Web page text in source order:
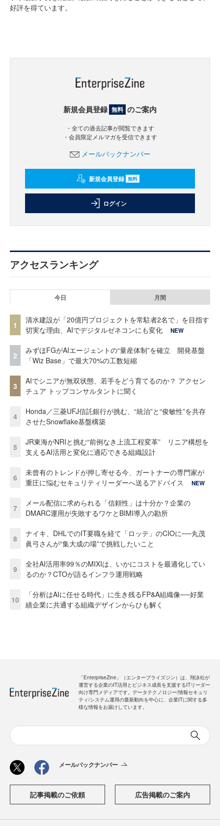
好評を得ています。
新規会員登録 無料 のご案内
・全ての過去記事が閲覧できます
・会員限定メルマガを受信できます
メールバックナンバー
新規会員登録 無料
ログイン
アクセスランキング
今日 月間
1
清水建設が「20億円プロジェクトを常駐者2名で」を目指す
切実な理由、AIでデジタルゼネコンにも変化
NEW
2
みずほFGがAIエージェントの“量産体制”を確立 開発基盤
「Wiz Base」で最大70%の工数短縮
3
AIでシニアが無双状態、若手をどう育てるのか？ アクセン
チュア トップコンサルタントに聞く
4
Honda／三菱UFJ信託銀行が挑む、“統治”と“俊敏性”を共存
させたSnowflake基盤構築
5
JR東海がNRIと挑む“前例なき上流工程変革” リニア構想を
支えるAI活用と変化に適応できる組織設計
6
未曾有のトレンドが押し寄せる今、ガートナーの専門家が
重圧に悩むセキュリティリーダーへ送るアドバイス
NEW
7
メール配信に求められる「信頼性」は十分か？企業の
DMARC運用が失敗するワケとBIMI導入の勘所
8
ナイキ、DHLでのIT要職を経て「ロッテ」のCIOに──丸茂
眞弓さんが“集大成の場”で挑戦したいこと
9
全社AI活用率99％のMIXIは、いかにコストを最適化してい
るのか？CTOが語るインフラ運用戦略
10
「分析はAIに任せる時代」に生き残るFP&A組織像──好業
績企業に共通する組織デザインからひも解く
「EnterpriseZine」（エンタープライズジン）は、翔泳社が
運営する企業のIT活用とビジネス成長を支援するITリーダー
向け専門メディアです。データテクノロジー/情報セキュリ
ティ/システム運用の最新動向を中心に、企業ITに関する多
様な情報をお届けしています。
メールバックナンバー
記事掲載のご依頼 広告掲載のご案内